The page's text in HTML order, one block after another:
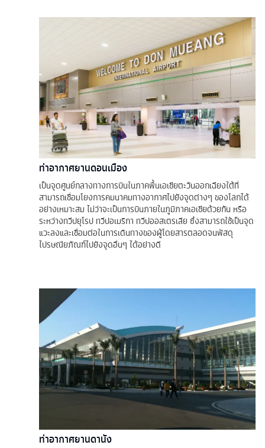
ท่าอากาศยานดอนเมือง
เป็นจุดศูนย์กลางทางการบินในภาคพื้นเอเชียตะวันออกเฉียงใต้ที่
สามารถเชื่อมโยงการคมนาคมทางอากาศไปยังจุดต่างๆ ของโลกได้
อย่างเหมาะสม ไม่ว่าจะเป็นการบินภายในภูมิภาคเอเชียด้วยกัน หรือ
ระหว่างทวีปยุโรป ทวีปอเมริกา ทวีปออสเตรเลีย ซึ่งสามารถใช้เป็นจุด
แวะลงและเชื่อมต่อในการเดินทางของผู้โดยสารตลอดจนพัสดุ
ไปรษณียภัณฑ์ไปยังจุดอื่นๆ ได้อย่างดี
ท่าอากาศยานดานัง